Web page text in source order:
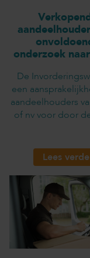
onderzoek
De
een
aandeelhouders
of nv voor door
Lees